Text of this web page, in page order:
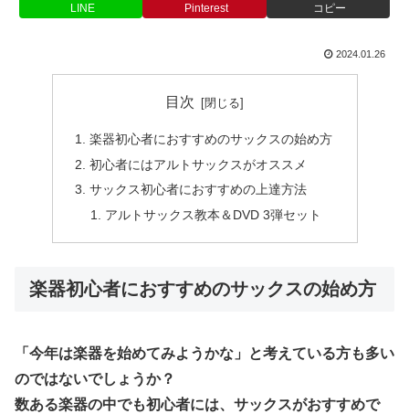
LINE Pinterest コピー
2024.01.26
目次
楽器初心者におすすめのサックスの始め方
初心者にはアルトサックスがオススメ
サックス初心者におすすめの上達方法
アルトサックス教本＆DVD 3弾セット
楽器初心者におすすめのサックスの始め方
「今年は楽器を始めてみようかな」と考えている方も多い
のではないでしょうか？
数ある楽器の中でも初心者には、サックスがおすすめで